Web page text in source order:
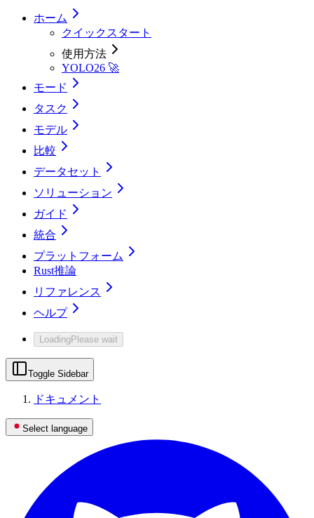
ホーム
クイックスタート
使用方法
YOLO26 🚀
モード
タスク
モデル
比較
データセット
ソリューション
ガイド
統合
プラットフォーム
Rust推論
リファレンス
ヘルプ
LoadingPlease wait
Toggle Sidebar
ドキュメント
Select language